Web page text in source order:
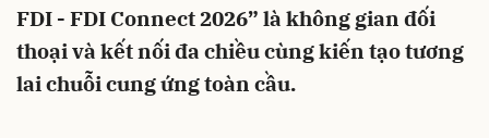
FDI - FDI Connect 2026” là không gian đối
thoại và kết nối đa chiều cùng kiến tạo tương
lai chuỗi cung ứng toàn cầu.